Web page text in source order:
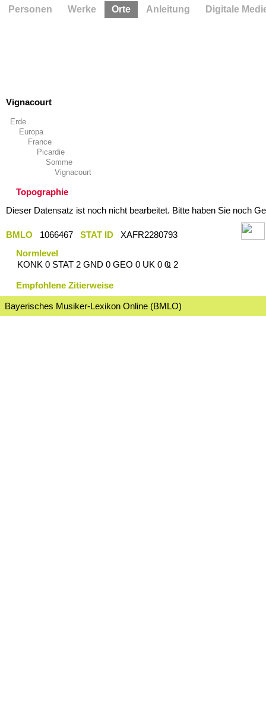
Vignacourt
Erde
Europa
France
Picardie
Somme
Vignacourt
Topographie
Dieser Datensatz ist noch nicht bearbeitet. Bitte haben Sie noch
BMLO 1066467 STAT ID
XAFR2280793
Normlevel
KONK 0 STAT 2 GND 0 GEO 0 UK 0 Ҩ 2
Empfohlene Zitierweise
Bayerisches Musiker-Lexikon Online (BMLO)
Personen Werke Orte Anleitung Digitale